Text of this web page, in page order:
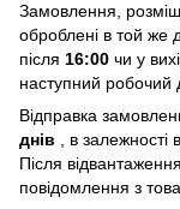
Замовлення,
оброблені в той же
після 16:00 чи у
наступний робочий
Відправка
днів , в залежності
Після
повідомлення з